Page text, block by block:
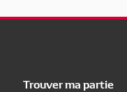
Trouver ma partie